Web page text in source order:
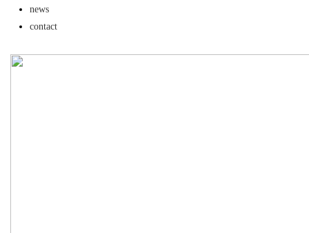
news
contact
景